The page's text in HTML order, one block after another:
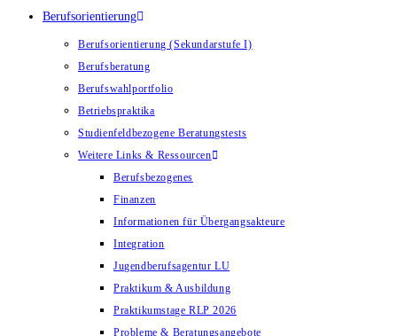
Berufsorientierung
Berufsorientierung (Sekundarstufe I)
Berufsberatung
Berufswahlportfolio
Betriebspraktika
Studienfeldbezogene Beratungstests
Weitere Links & Ressourcen
Berufsbezogenes
Finanzen
Informationen für Übergangsakteure
Integration
Jugendberufsagentur LU
Praktikum & Ausbildung
Praktikumstage RLP 2026
Probleme & Beratungsangebote